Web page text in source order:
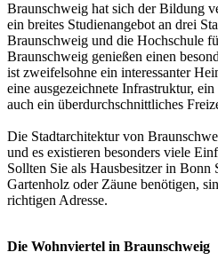
Braunschweig hat sich der Bildung
ein breites Studienangebot an drei
Braunschweig und die Hochschule
Braunschweig genießen einen
ist zweifelsohne ein interessanter
eine ausgezeichnete Infrastruktur,
auch ein überdurchschnittliches
Die Stadtarchitektur von
und es existieren besonders viele
Sollten Sie als Hausbesitzer in Bonn
Gartenholz oder Zäune benötigen,
richtigen Adresse.
Die Wohnviertel in Braunschweig